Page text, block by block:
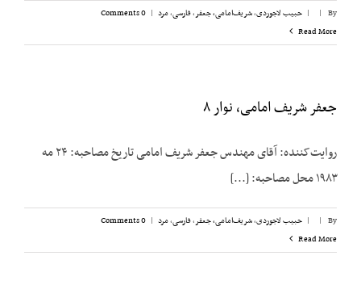
By
|
| حبیب لاجوردی,شریف‌امامی، جعفر,فارسی,مرد |
0 Comments
Read More
جعفر شریف امامی، نوار ۸
روایت‌کننده: آقای مهندس جعفر شریف امامی تاریخ مصاحبه: ۲۴ مه
۱۹۸۳ محل مصاحبه: [...]
By
|
| حبیب لاجوردی,شریف‌امامی، جعفر,فارسی,مرد |
0 Comments
Read More